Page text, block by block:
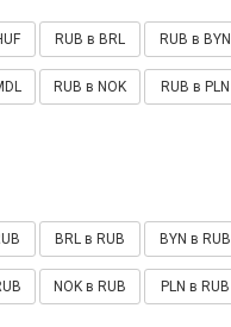
RUB в BRL RUB в BYN
RUB в NOK RUB в PLN
BRL в RUB BYN в RUB
NOK в RUB PLN в RUB